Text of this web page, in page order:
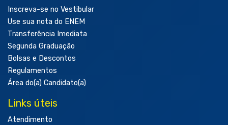
Inscreva-se no Vestibular
Use sua nota do ENEM
Transferência Imediata
Segunda Graduação
Bolsas e Descontos
Regulamentos
Área do(a) Candidato(a)
Links úteis
Atendimento